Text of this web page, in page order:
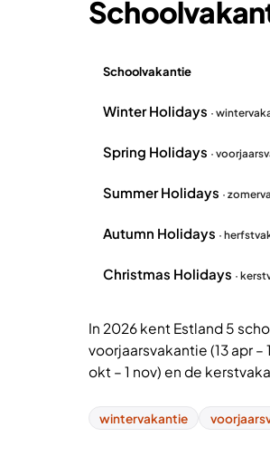
Schoolvakantie
Winter Holidays ·
Spring Holidays ·
Summer Holidays ·
Autumn Holidays ·
Christmas Holidays ·
In 2026 kent Estland 5
voorjaarsvakantie (13 apr –
okt – 1 nov) en de
wintervakantie